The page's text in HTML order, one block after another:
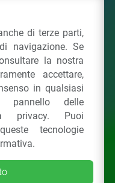
Milano (MI)
Policy &Cookie
di terze parti,
navigazione. Se
la nostra
accettare,
in qualsiasi
pannello delle
privacy. Puoi
tecnologie